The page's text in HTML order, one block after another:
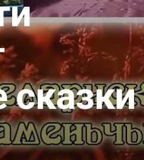
сказки